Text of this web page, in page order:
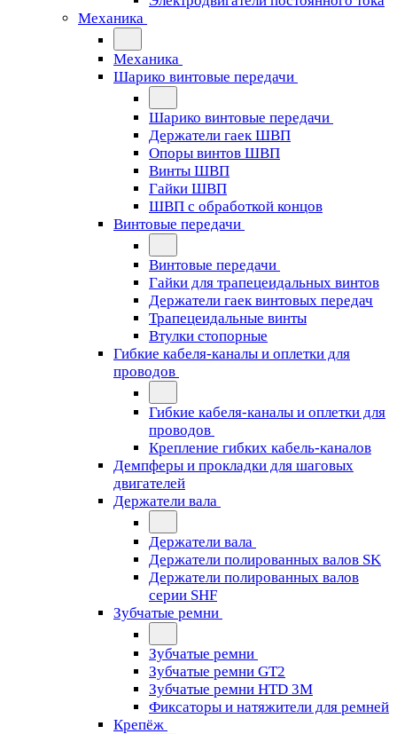
Механика
Механика
Шарико винтовые передачи
Шарико винтовые передачи
Держатели гаек ШВП
Опоры винтов ШВП
Винты ШВП
Гайки ШВП
ШВП с обработкой концов
Винтовые передачи
Винтовые передачи
Гайки для трапецеидальных винтов
Держатели гаек винтовых передач
Трапецеидальные винты
Втулки стопорные
Гибкие кабеля-каналы и оплетки для
проводов
Гибкие кабеля-каналы и оплетки для
проводов
Крепление гибких кабель-каналов
Демпферы и прокладки для шаговых
двигателей
Держатели вала
Держатели вала
Держатели полированных валов SK
Держатели полированных валов
серии SHF
Зубчатые ремни
Зубчатые ремни
Зубчатые ремни GT2
Зубчатые ремни HTD 3M
Фиксаторы и натяжители для ремней
Крепёж